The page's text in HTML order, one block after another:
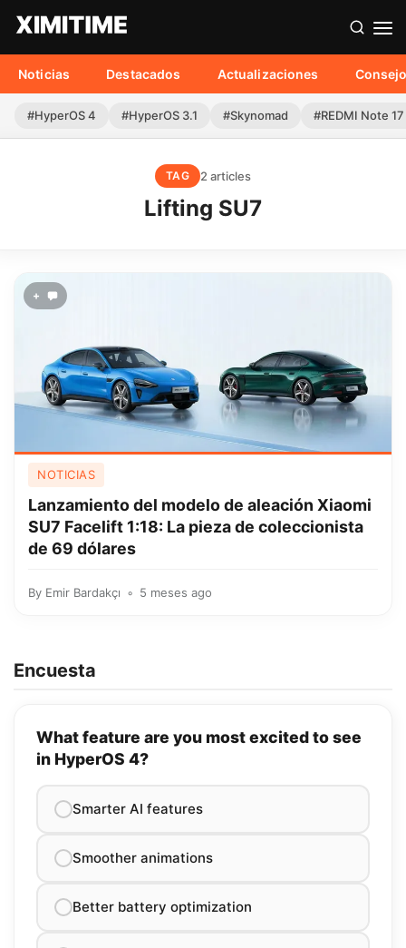
Noticias Destacados Actualizaciones
#HyperOS 4 #HyperOS 3.1 #Skynomad #REDMI Note
TAG 2 articles
Lifting SU7
+
NOTICIAS
Lanzamiento del modelo de aleación Xiaomi
SU7 Facelift 1:18: La pieza de coleccionista
de 69 dólares
By Emir Bardakçı 5 meses ago
Encuesta
What feature are you most excited to see
in HyperOS 4?
Smarter AI features
Smoother animations
Better battery optimization